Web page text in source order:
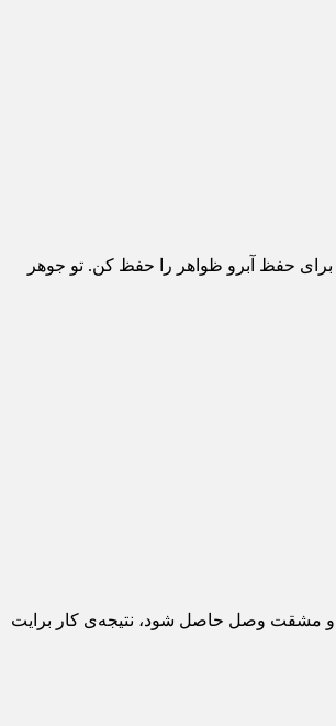
حفظ آبرو ظواهر را حفظ کن. تو جوهر
و مشقت وصل حاصل شود، نتیجه‌ی کار برایت